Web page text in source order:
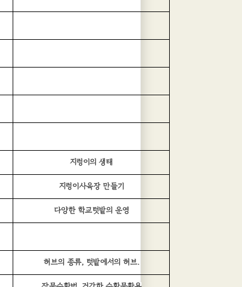
지렁이의 생태
지렁이사육장 만들기
다양한 학교텃밭의 운영
허브의 종류, 텃밭에서의 허브.